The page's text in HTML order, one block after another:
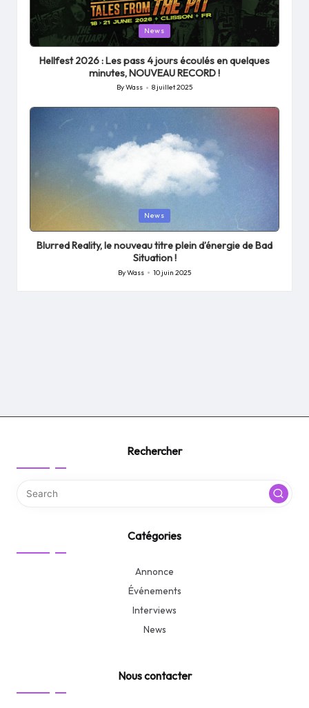
Posted
in
News
Hellfest 2026 : Les pass 4 jours écoulés en quelques
minutes, NOUVEAU RECORD !
Posted
by
ByWass 8 juillet 2025
in
News
Blurred Reality, le nouveau titre plein d’énergie de Bad
Situation !
Posted
ByWass 10 juin 2025
Rechercher
Catégories
Annonce
Événements
Interviews
News
Nous contacter